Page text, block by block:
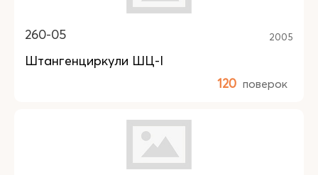
260-05 2005
Штангенциркули ШЦ-I
120 поверок